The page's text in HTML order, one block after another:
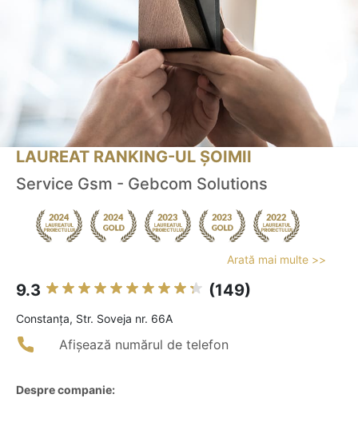
LAUREAT RANKING-UL ȘOIMII
Service Gsm - Gebcom Solutions
Arată mai multe >>
9.3 (149)
Constanţa, Str. Soveja nr. 66A
Afișează numărul de telefon
Despre companie: